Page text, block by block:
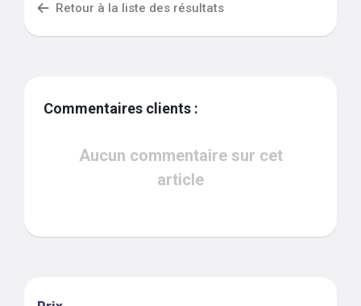
Retour à la liste des résultats
Commentaires clients :
Aucun commentaire sur cet
article